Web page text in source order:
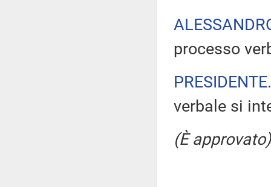
processo
PRESIDENTE
verbale si
(È approvato)